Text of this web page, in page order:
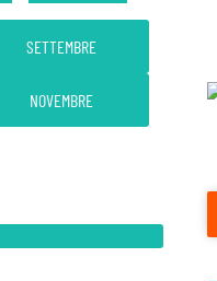
SETTEMBRE
NOVEMBRE